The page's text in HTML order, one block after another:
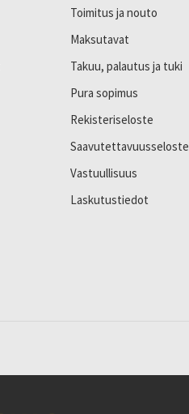
Toimitus ja nouto
Maksutavat
Takuu, palautus ja tuki
Pura sopimus
Rekisteriseloste
Saavutettavuusseloste
Vastuullisuus
Laskutustiedot